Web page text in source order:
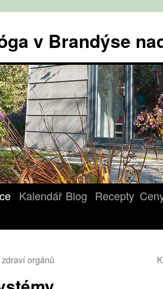
v Brandýse
Kalendář Blog Recepty
orgánů